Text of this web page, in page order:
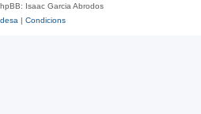
Isaac Garcia Abrodos
| Condicions